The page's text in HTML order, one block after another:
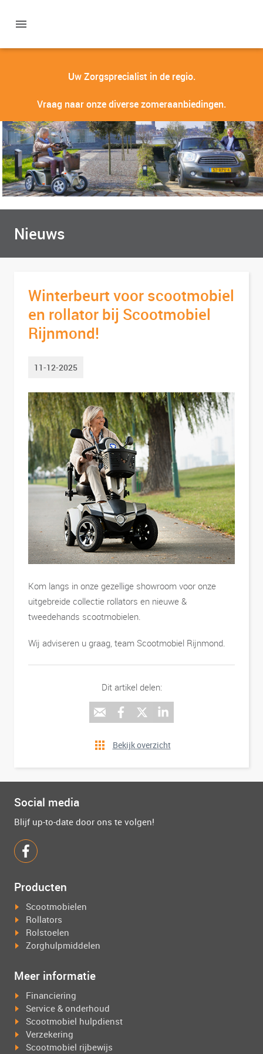
Uw Zorgsprecialist in de regio.
Vraag naar onze diverse zomeraanbiedingen.
Nieuws
Winterbeurt voor scootmobiel
en rollator bij Scootmobiel
Rijnmond!
11-12-2025
Kom langs in onze gezellige showroom voor onze
uitgebreide collectie rollators en nieuwe &
tweedehands scootmobielen.
Wij adviseren u graag, team Scootmobiel Rijnmond.
Dit artikel delen:
Bekijk overzicht
Social media
Blijf up-to-date door ons te volgen!
Producten
Scootmobielen
Rollators
Rolstoelen
Zorghulpmiddelen
Meer informatie
Financiering
Service & onderhoud
Scootmobiel hulpdienst
Verzekering
Scootmobiel rijbewijs